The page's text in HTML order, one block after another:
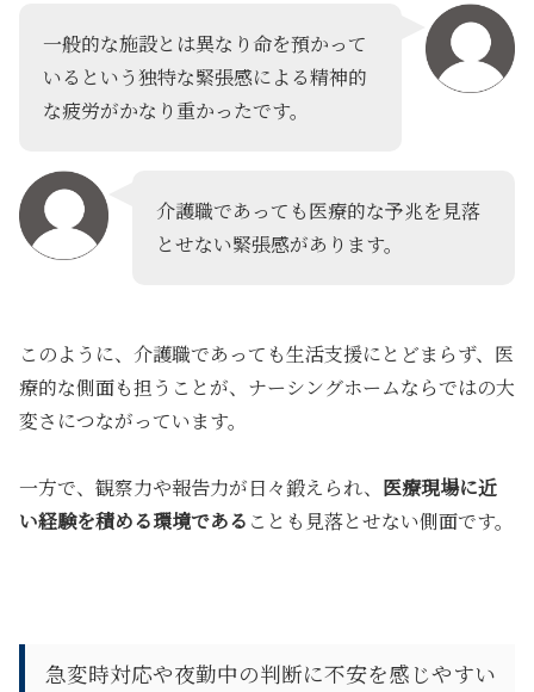
一般的な施設とは異なり命を預かって
いるという独特な緊張感による精神的
な疲労がかなり重かったです。
介護職であっても医療的な予兆を見落
とせない緊張感があります。
このように、介護職であっても生活支援にとどまらず、医
療的な側面も担うことが、ナーシングホームならではの大
変さにつながっています。
一方で、観察力や報告力が日々鍛えられ、 医療現場に近
い経験を積める環境である ことも見落とせない側面です。
急変時対応や夜勤中の判断に不安を感じやすい